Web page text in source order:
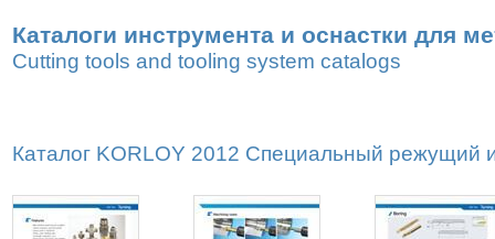
Каталоги инструмента и оснастки для
Cutting tools and tooling system catalogs
Каталог KORLOY 2012 Специальный режущий